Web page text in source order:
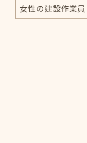
女性の建設作業員